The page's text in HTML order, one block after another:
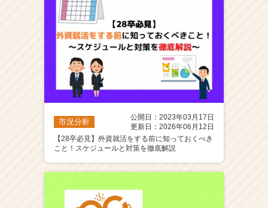
市況分析
公開日：2023年03月17日
更新日：2026年06月12日
【28卒必見】外資就活をする前に知っておくべき
こと！スケジュールと対策を徹底解説